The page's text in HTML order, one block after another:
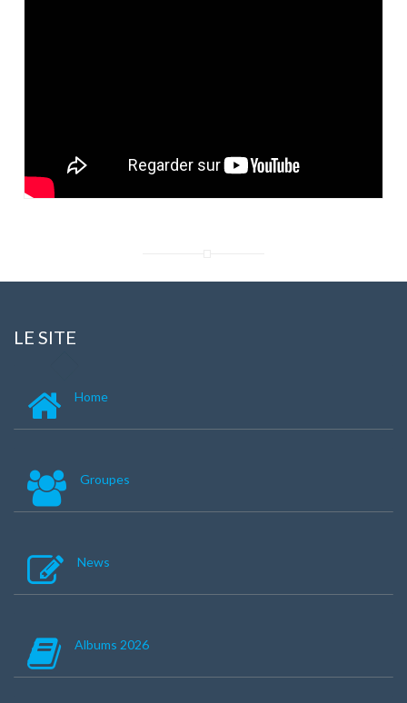
LE SITE
Home
Groupes
News
Albums 2026